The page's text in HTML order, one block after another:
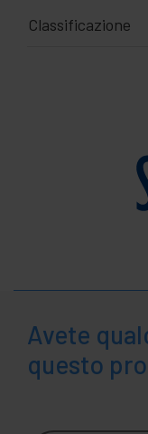
Classificazione
Avete
questo